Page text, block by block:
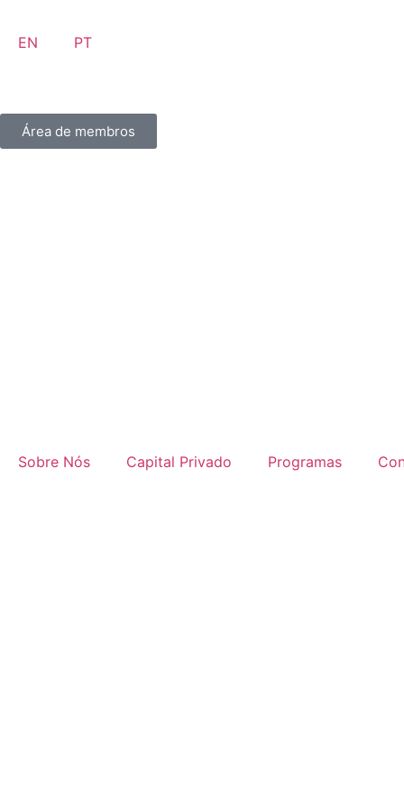
EN PT
Área de membros
Sobre Nós Capital Privado Programas